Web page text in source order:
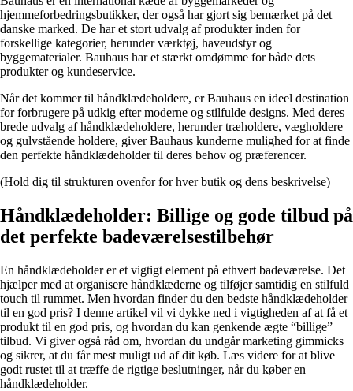
hjemmeforbedringsbutikker, der også har gjort sig bemærket på det
danske marked. De har et stort udvalg af produkter inden for
forskellige kategorier, herunder værktøj, haveudstyr og
byggematerialer. Bauhaus har et stærkt omdømme for både dets
produkter og kundeservice.
Når det kommer til håndklædeholdere, er Bauhaus en ideel destination
for forbrugere på udkig efter moderne og stilfulde designs. Med deres
brede udvalg af håndklædeholdere, herunder træholdere, vægholdere
og gulvstående holdere, giver Bauhaus kunderne mulighed for at finde
den perfekte håndklædeholder til deres behov og præferencer.
(Hold dig til strukturen ovenfor for hver butik og dens beskrivelse)
Håndklædeholder: Billige og gode tilbud på
det perfekte badeværelsestilbehør
En håndklædeholder er et vigtigt element på ethvert badeværelse. Det
hjælper med at organisere håndklæderne og tilføjer samtidig en stilfuld
touch til rummet. Men hvordan finder du den bedste håndklædeholder
til en god pris? I denne artikel vil vi dykke ned i vigtigheden af at få et
produkt til en god pris, og hvordan du kan genkende ægte “billige”
tilbud. Vi giver også råd om, hvordan du undgår marketing gimmicks
og sikrer, at du får mest muligt ud af dit køb. Læs videre for at blive
godt rustet til at træffe de rigtige beslutninger, når du køber en
håndklædeholder.